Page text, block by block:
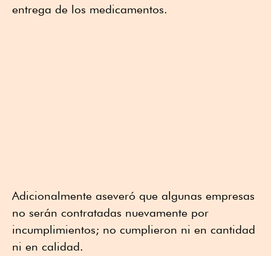
entrega de los medicamentos.
Adicionalmente aseveró que algunas empresas
no serán contratadas nuevamente por
incumplimientos; no cumplieron ni en cantidad
ni en calidad.